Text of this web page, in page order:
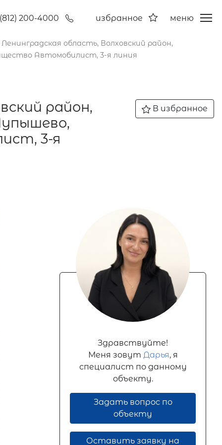
200-4000 избранное меню
Ленинградская область, Волховский район,
Автомобилист, 3-я линия
район,
3-я
В избранное
Здравствуйте!
Меня зовут Дарья, я
специалист по данному
объекту.
Задать вопрос по
объекту
Оставить заявку на